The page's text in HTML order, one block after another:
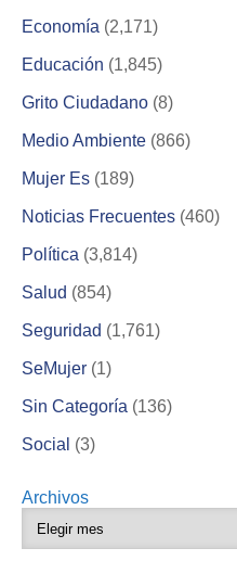
Economía (2,171)
Educación (1,845)
Grito Ciudadano (8)
Medio Ambiente (866)
Mujer Es (189)
Noticias Frecuentes (460)
Política (3,814)
Salud (854)
Seguridad (1,761)
SeMujer (1)
Sin Categoría (136)
Social (3)
Archivos